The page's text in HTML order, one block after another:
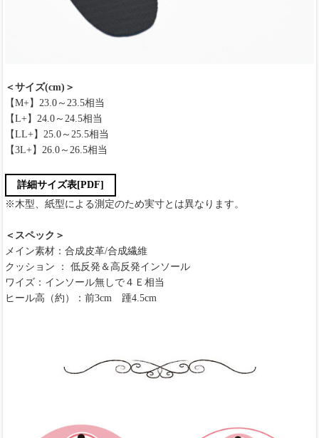
＜サイズ(cm)＞
【M+】23.0～23.5相当
【L+】24.0～24.5相当
【LL+】25.0～25.5相当
【3L+】26.0～26.5相当
詳細サイズ表[PDF]
※木型、紙型による測定のため実寸とは異なります。
＜スペック＞
メイン素材：合成皮革/合成繊維
クッション ： 低反発＆高反発インソール
ワイズ：インソール無しで４Ｅ相当
ヒール高（約）：前3cm 踵4.5cm